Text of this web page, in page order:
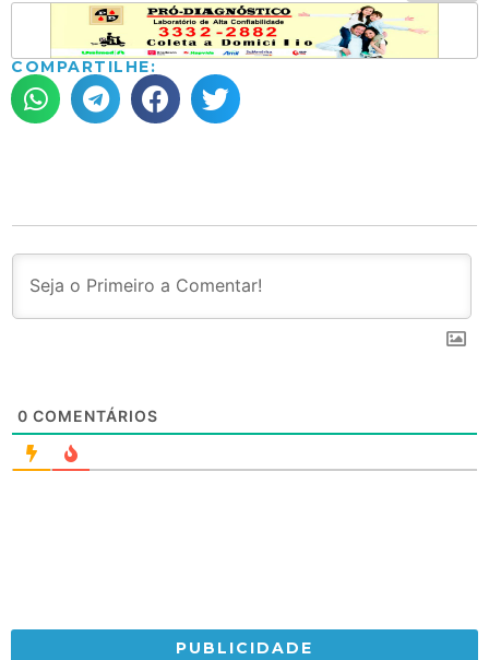
COMPARTILHE:
0 COMENTÁRIOS
PUBLICIDADE